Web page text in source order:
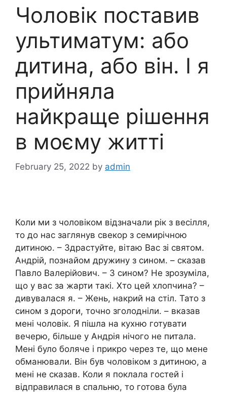
Чоловік поставив
ультиматум: або
дитина, або він. І я
прийняла
найкраще рішення
в моєму житті
February 25, 2022 by admin
Коли ми з чоловіком відзначали рік з весілля,
то до нас заглянув свекор з семирічною
дитиною. – Здрастуйте, вітаю Вас зі святом.
Андрій, познайом дружину з сином. – сказав
Павло Валерійович. – З сином? Не зрозуміла,
що у вас за жарти такі. Хто цей хлопчина? –
дивувалася я. – Жень, накрий на стіл. Тато з
сином з дороги, точно зголодніли. – вказав
мені чоловік. Я пішла на кухню готувати
вечерю, більше у Андрія нічого не питала.
Мені було боляче і прикро через те, що мене
обманювали. Він був чоловіком з дитиною, а
мені не сказав. Коли я поклала гостей і
відправилася в спальню, то готова була